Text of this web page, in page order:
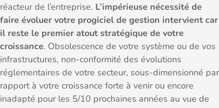
réacteur de l’entreprise. L’impérieuse nécessité de
faire évoluer votre progiciel de gestion intervient car
il reste le premier atout stratégique de votre
croissance. Obsolescence de votre système ou de vos
infrastructures, non-conformité des évolutions
réglementaires de votre secteur, sous-dimensionné par
rapport à votre croissance forte à venir ou encore
inadapté pour les 5/10 prochaines années au vue de